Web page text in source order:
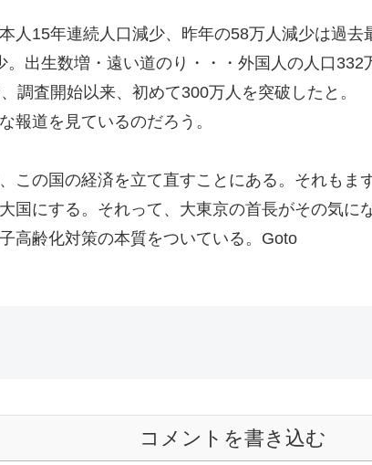
人15年連続人口減少、昨年の58万人減少は過去
。出生数増・遠い道のり・・・外国人の人口332
調査開始以来、初めて300万人を突破したと。
報道を見ているのだろう。
この国の経済を立て直すことにある。それもま
国にする。それって、大東京の首長がその気に
高齢化対策の本質をついている。Goto
コメントを書き込む